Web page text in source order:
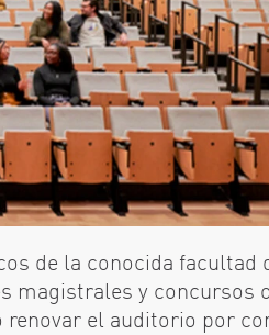
de la conocida facultad
magistrales y concursos
renovar el auditorio por